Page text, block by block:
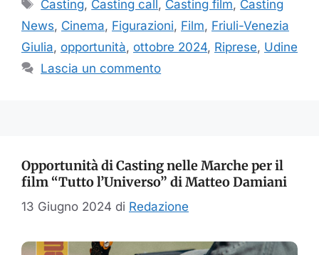
Casting, Casting call, Casting film, Casting
News, Cinema, Figurazioni, Film, Friuli-Venezia
Giulia, opportunità, ottobre 2024, Riprese, Udine
Lascia un commento
Opportunità di Casting nelle Marche per il
film “Tutto l’Universo” di Matteo Damiani
13 Giugno 2024 di Redazione